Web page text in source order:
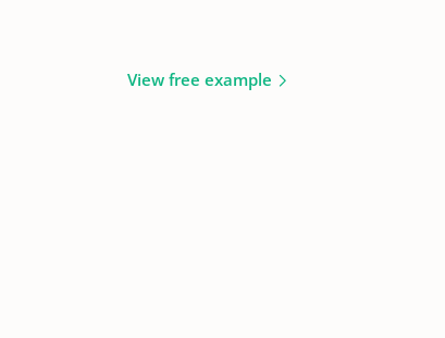
View free example